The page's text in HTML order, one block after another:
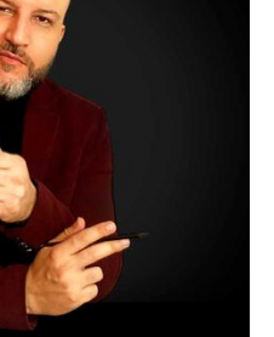
na
Rua
Haddock